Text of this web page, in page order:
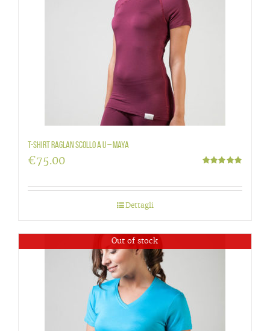
T-shirt raglan scollo a U – Maya
€75.00
Dettagli
Out of stock